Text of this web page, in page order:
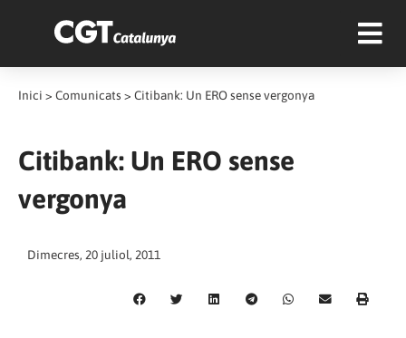
Inici > Comunicats > Citibank: Un ERO sense vergonya
Citibank: Un ERO sense
vergonya
Dimecres, 20 juliol, 2011